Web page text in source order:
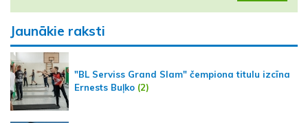
Jaunākie raksti
"BL Serviss Grand Slam" čempiona titulu izcīna
Ernests Buļko (2)